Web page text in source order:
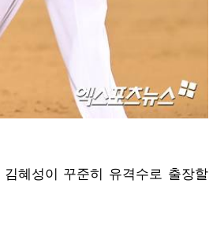
혜성이 꾸준히 유격수로 출장할